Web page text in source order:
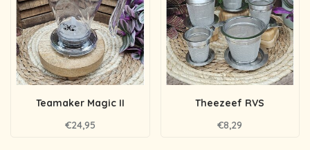
Teamaker Magic II
€24,95
Theezeef RVS
€8,29